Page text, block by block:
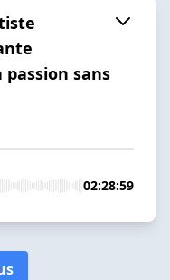
passion sans
02:28:59